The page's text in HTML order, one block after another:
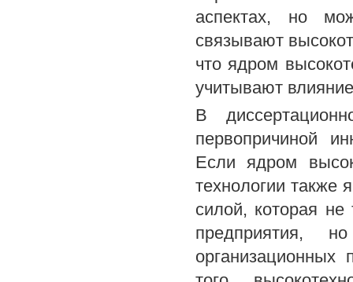
аспектах, но
связывают
что ядром
учитывают
В
первопричиной
Если ядром
технологии также
силой, которая
предприятия,